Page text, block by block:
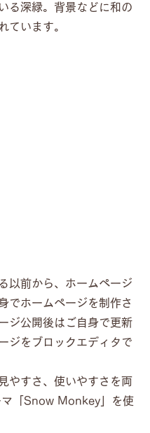
る深緑。背景などに和の
ています。
以前から、ホームページ
でホームページを制作さ
ジ公開後はご自身で更新
ジをブロックエディタで
やすさ、使いやすさを両
「Snow Monkey」を使